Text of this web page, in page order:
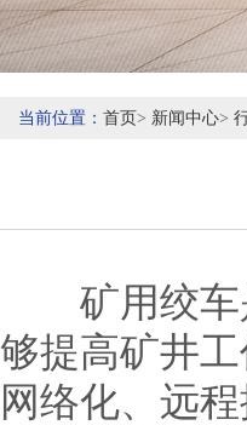
当前位置： 首页> 新闻中心>
矿用绞车是
够提高矿井
网络化、远